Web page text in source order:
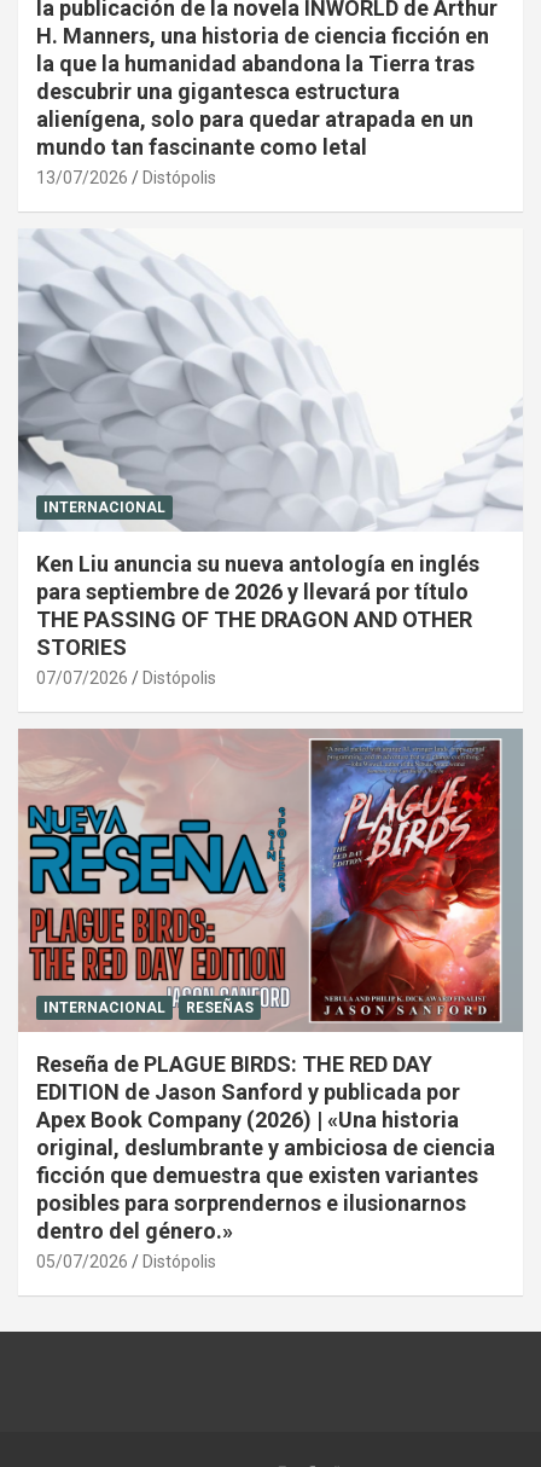
la publicación de la novela INWORLD de Arthur
H. Manners, una historia de ciencia ficción en
la que la humanidad abandona la Tierra tras
descubrir una gigantesca estructura
alienígena, solo para quedar atrapada en un
mundo tan fascinante como letal
13/07/2026 Distópolis
INTERNACIONAL
Ken Liu anuncia su nueva antología en inglés
para septiembre de 2026 y llevará por título
THE PASSING OF THE DRAGON AND OTHER
STORIES
07/07/2026 Distópolis
INTERNACIONAL RESEÑAS
Reseña de PLAGUE BIRDS: THE RED DAY
EDITION de Jason Sanford y publicada por
Apex Book Company (2026) | «Una historia
original, deslumbrante y ambiciosa de ciencia
ficción que demuestra que existen variantes
posibles para sorprendernos e ilusionarnos
dentro del género.»
05/07/2026 Distópolis